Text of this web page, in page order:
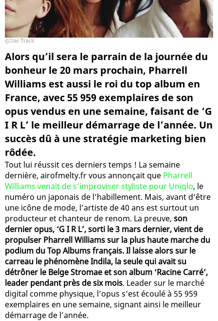
Star Track
Alors qu’il sera le parrain de la journée du
bonheur le 20 mars prochain, Pharrell
Williams est aussi le roi du top album en
France, avec 55 959 exemplaires de son
opus vendus en une semaine, faisant de ‘G
I R L’ le meilleur démarrage de l’année. Un
succès dû à une stratégie marketing bien
rôdée.
Tout lui réussit ces derniers temps ! La semaine
dernière, airofmelty.fr vous annonçait que Pharrell
Williams venait de s’improviser styliste pour Uniqlo, le
numéro un japonais de l’habillement. Mais, avant d’être
une icône de mode, l’artiste de 40 ans est surtout un
producteur et chanteur de renom. La preuve, son
dernier opus, ‘G I R L’, sorti le 3 mars dernier, vient de
propulser Pharrell Williams sur la plus haute marche du
podium du Top Albums français. Il laisse alors sur le
carreau le phénomène Indila, la seule qui avait su
détrôner le Belge Stromae et son album ‘Racine Carré’,
leader pendant près de six mois. Leader sur le marché
digital comme physique, l’opus s’est écoulé à 55 959
exemplaires en une semaine, signant ainsi le meilleur
démarrage de l’année.